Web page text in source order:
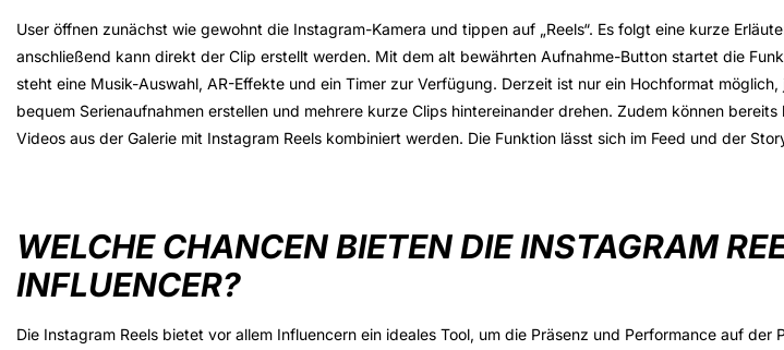
User öffnen zunächst wie gewohnt die Instagram-Kamera und tippen auf „Reels“. Es folgt eine kurze
anschließend kann direkt der Clip erstellt werden. Mit dem alt bewährten Aufnahme-Button startet die
steht eine Musik-Auswahl, AR-Effekte und ein Timer zur Verfügung. Derzeit ist nur ein Hochformat möglich,
bequem Serienaufnahmen erstellen und mehrere kurze Clips hintereinander drehen. Zudem können bereits
Videos aus der Galerie mit Instagram Reels kombiniert werden. Die Funktion lässt sich im Feed und der
WELCHE CHANCEN BIETEN DIE INSTAGRAM
INFLUENCER?
Die Instagram Reels bietet vor allem Influencern ein ideales Tool, um die Präsenz und Performance auf der